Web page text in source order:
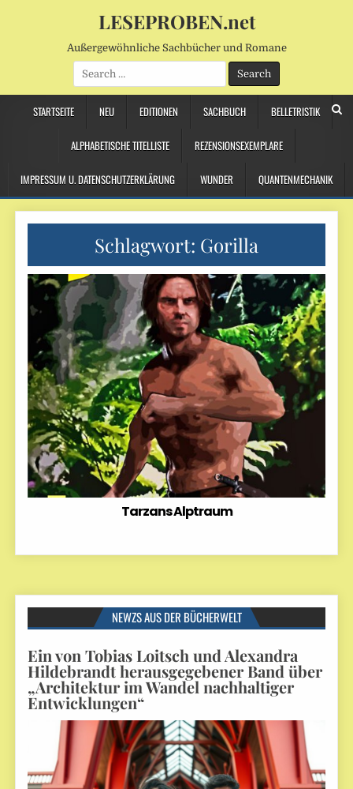
LESEPROBEN.net
Außergewöhnliche Sachbücher und Romane
Search
for:
STARTSEITE NEU EDITIONEN SACHBUCH BELLETRISTIK
ALPHABETISCHE TITELLISTE REZENSIONSEXEMPLARE
IMPRESSUM U. DATENSCHUTZERKLÄRUNG WUNDER QUANTENMECHANIK
Schlagwort: Gorilla
Tarzans Alptraum
NEWZS AUS DER BÜCHERWELT
Ein von Tobias Loitsch und Alexandra
Hildebrandt herausgegebener Band über
„Architektur im Wandel nachhaltiger
Entwicklungen“